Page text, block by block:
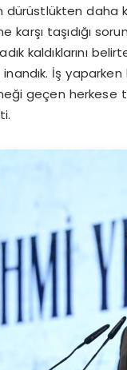
dürüstlükten daha
karşı taşıdığı
kaldıklarını
İş
geçen herkese